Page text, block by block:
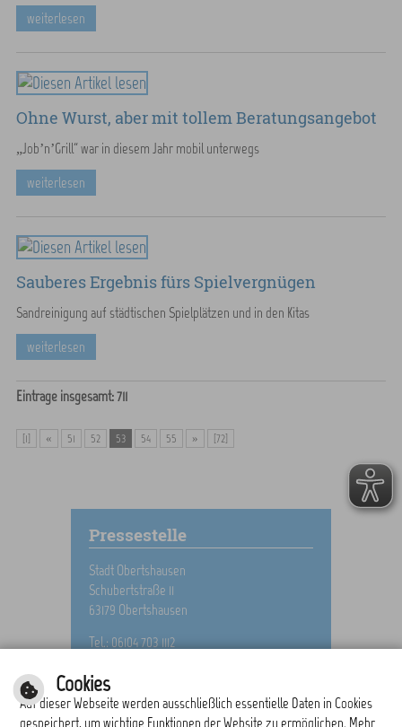
weiterlesen
Ohne Wurst, aber mit tollem Beratungsangebot
„Job’n’Grill“ war in diesem Jahr mobil unterwegs
weiterlesen
Sauberes Ergebnis fürs Spielvergnügen
Sandreinigung auf städtischen Spielplätzen und in den Kitas
weiterlesen
Einträge insgesamt: 711
[1] « 51 52 53 54 55 » [72]
Pressestelle
Stadt Obertshausen
Schubertstraße 11
63179 Obertshausen
Tel.: 06104 703 1112
Cookies
Auf dieser Webseite werden ausschließlich essentielle Daten in Cookies
gespeichert, um wichtige Funktionen der Website zu ermöglichen. Mehr